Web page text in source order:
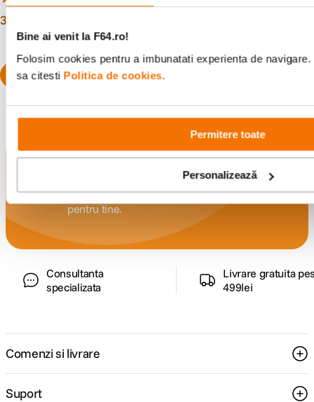
Bine ai venit la F64.ro!
Folosim cookies pentru a imbunatati experienta de
sa citesti Politica de cookies.
Permitere toate
Personalizează
36
Alatura-te comunitatii creatorilor
Descopera inspiratie, recomandari utile,
ghiduri foto-video si oferte pregatite special
pentru tine.
Consultanta
specializata
Livrare gratuita
499lei
Comenzi si livrare
Suport